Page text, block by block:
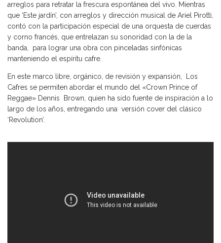
arreglos para retratar la frescura espontánea del vivo. Mientras
que ‘Este jardín’, con arreglos y dirección musical de Ariel Pirotti,
contó con la participación especial de una orquesta de cuerdas
y corno francés, que entrelazan su sonoridad con la de la
banda, para lograr una obra con pinceladas sinfónicas
manteniendo el espíritu cafre.
En este marco libre, orgánico, de revisión y expansión, Los
Cafres se permiten abordar el mundo del «Crown Prince of
Reggae» Dennis Brown, quien ha sido fuente de inspiración a lo
largo de los años, entregando una versión cover del clásico
‘Revolution’.